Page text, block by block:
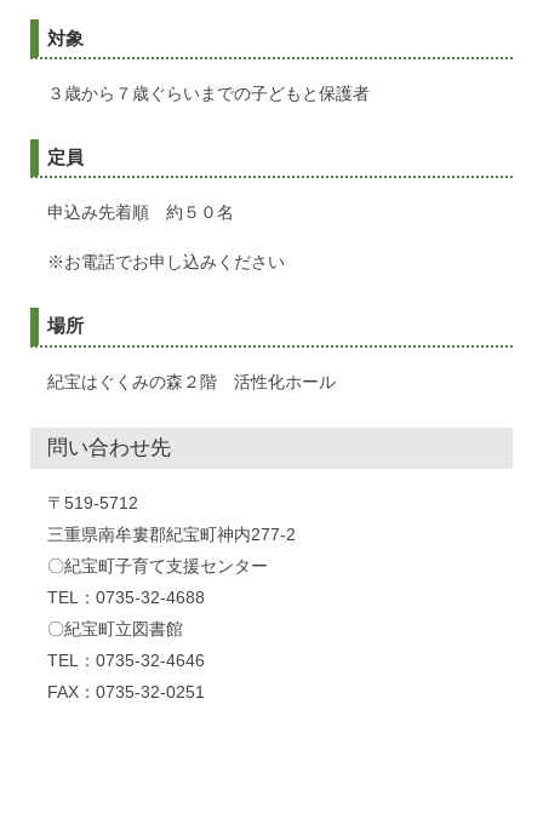
対象
３歳から７歳ぐらいまでの子どもと保護者
定員
申込み先着順 約５０名
※お電話でお申し込みください
場所
紀宝はぐくみの森２階 活性化ホール
問い合わせ先
〒519-5712
三重県南牟婁郡紀宝町神内277-2
〇紀宝町子育て支援センター
TEL：0735-32-4688
〇紀宝町立図書館
TEL：0735-32-4646
FAX：0735-32-0251